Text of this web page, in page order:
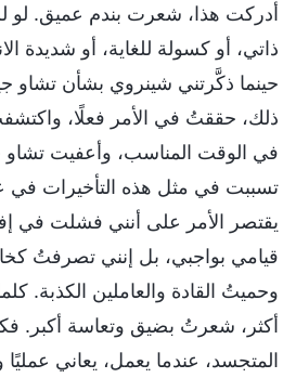
أدركت هذا، شعرت بندم عميق. لو
ذاتي، أو كسولة للغاية، أو شديدة
حينما ذكَّرتني شينروي بشأن تشاو
ذلك، حققتُ في الأمر فعلًا،
في الوقت المناسب، وأعفيت تشاو
تسببت في مثل هذه التأخيرات في
يقتصر الأمر على أنني فشلت في
قيامي بواجبي، بل إنني تصرفتُ
وحميتُ القادة والعاملين الكذبة.
أكثر، شعرتُ بضيق وتعاسة أكبر.
المتجسد، عندما يعمل، يعاني عمليًا